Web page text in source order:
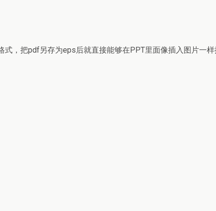
，把pdf另存为eps后就直接能够在PPT里面像插入图片一